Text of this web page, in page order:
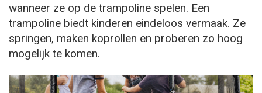
wanneer ze op de trampoline spelen. Een
trampoline biedt kinderen eindeloos vermaak. Ze
springen, maken koprollen en proberen zo hoog
mogelijk te komen.